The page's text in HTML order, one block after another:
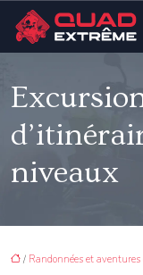
niveaux
/ Randonnées et aventures